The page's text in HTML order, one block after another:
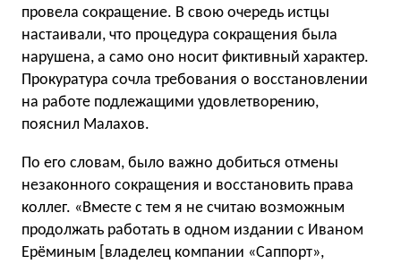
провела сокращение. В свою очередь истцы
настаивали, что процедура сокращения была
нарушена, а само оно носит фиктивный характер.
Прокуратура сочла требования о восстановлении
на работе подлежащими удовлетворению,
пояснил Малахов.
По его словам, было важно добиться отмены
незаконного сокращения и восстановить права
коллег. «Вместе с тем я не считаю возможным
продолжать работать в одном издании с Иваном
Ерёминым [владелец компании «Саппорт»,